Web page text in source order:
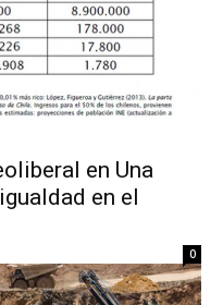
en Una
en el
0